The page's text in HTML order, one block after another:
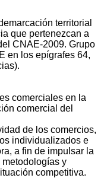
territorial
que pertenezcan a
CNAE-2009. Grupo
en los epígrafes 64,
comerciales en la
comercial del
de los comercios,
individualizados e
a fin de impulsar la
y
competitiva.